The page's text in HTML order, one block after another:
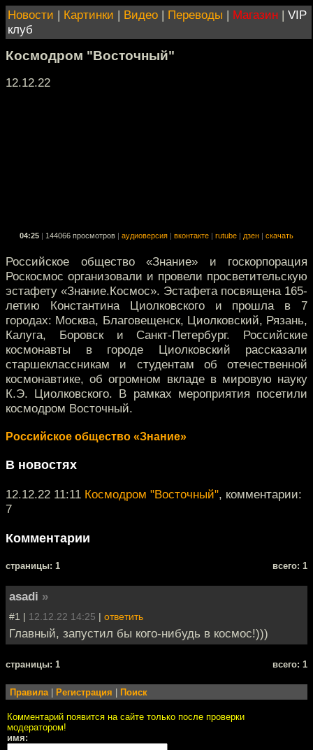
Новости | Картинки | Видео | Переводы | Магазин | VIP
клуб
Космодром "Восточный"
12.12.22
04:25 144066 просмотров аудиоверсия вконтакте rutube дзен скачать
Российское общество «Знание» и госкорпорация
Роскосмос организовали и провели просветительскую
эстафету «Знание.Космос». Эстафета посвящена 165-
летию Константина Циолковского и прошла в 7
городах: Москва, Благовещенск, Циолковский, Рязань,
Калуга, Боровск и Санкт-Петербург. Российские
космонавты в городе Циолковский рассказали
старшеклассникам и студентам об отечественной
космонавтике, об огромном вкладе в мировую науку
К.Э. Циолковского. В рамках мероприятия посетили
космодром Восточный.
Российское общество «Знание»
В новостях
12.12.22 11:11 Космодром "Восточный", комментарии:
7
Комментарии
cтраницы: 1 всего: 1
asadi »
#1 | 12.12.22 14:25 | ответить
Главный, запустил бы кого-нибудь в космос!)))
cтраницы: 1 всего: 1
Правила| Регистрация Поиск
Комментарий появится на сайте только после проверки
модератором!
имя: